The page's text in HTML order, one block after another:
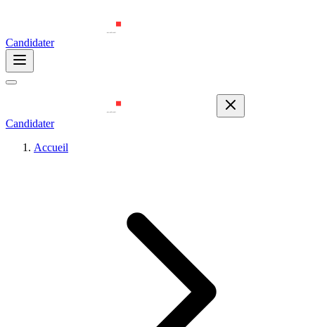
Candidater
Candidater
Accueil